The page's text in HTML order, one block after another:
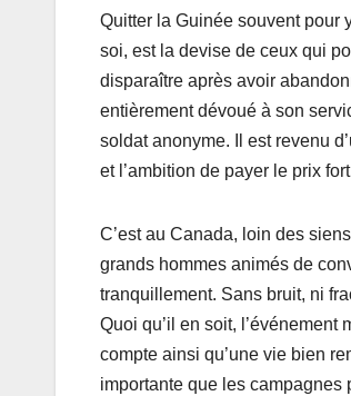
Quitter la Guinée souvent pour
soi, est la devise de ceux qui
disparaître après avoir
entièrement dévoué à son
soldat anonyme. Il est revenu
et l’ambition de payer le prix
C’est au Canada, loin des
grands hommes animés de
tranquillement. Sans bruit, ni
Quoi qu’il en soit,
compte ainsi qu’une vie bien
importante que les